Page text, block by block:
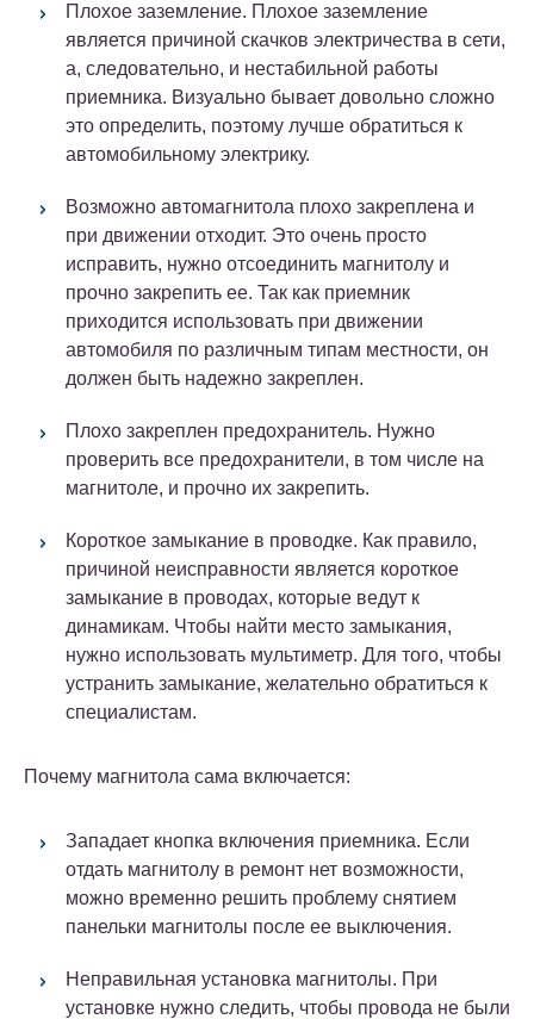
Плохое заземление. Плохое заземление
является причиной скачков электричества в сети,
а, следовательно, и нестабильной работы
приемника. Визуально бывает довольно сложно
это определить, поэтому лучше обратиться к
автомобильному электрику.
Возможно автомагнитола плохо закреплена и
при движении отходит. Это очень просто
исправить, нужно отсоединить магнитолу и
прочно закрепить ее. Так как приемник
приходится использовать при движении
автомобиля по различным типам местности, он
должен быть надежно закреплен.
Плохо закреплен предохранитель. Нужно
проверить все предохранители, в том числе на
магнитоле, и прочно их закрепить.
Короткое замыкание в проводке. Как правило,
причиной неисправности является короткое
замыкание в проводах, которые ведут к
динамикам. Чтобы найти место замыкания,
нужно использовать мультиметр. Для того, чтобы
устранить замыкание, желательно обратиться к
специалистам.
Почему магнитола сама включается:
Западает кнопка включения приемника. Если
отдать магнитолу в ремонт нет возможности,
можно временно решить проблему снятием
панельки магнитолы после ее выключения.
Неправильная установка магнитолы. При
установке нужно следить, чтобы провода не были